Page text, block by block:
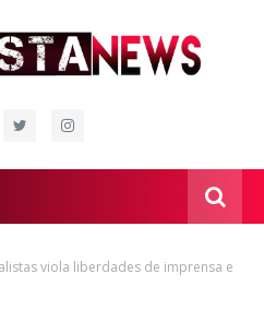
viola liberdades de imprensa e